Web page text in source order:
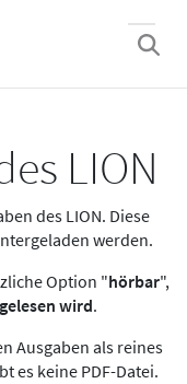
LION
des LION. Diese
werden.
Option "hörbar",
wird.
Ausgaben als reines
es keine PDF-Datei.